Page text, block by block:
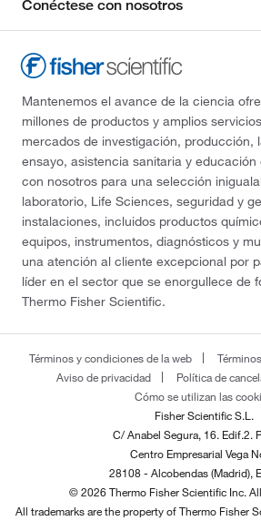
Conéctese con nosotros
Mantenemos el avance de la ciencia
millones de productos y amplios
mercados de investigación, producción,
ensayo, asistencia sanitaria y
con nosotros para una selección
laboratorio, Life Sciences, seguridad y
instalaciones, incluidos productos
equipos, instrumentos, diagnósticos y
una atención al cliente excepcional por
líder en el sector que se enorgullece de
Thermo Fisher Scientific.
Términos y condiciones de la web
Aviso de privacidad
Política de
Cómo se utilizan las
Fisher Scientific S.L.
C/ Anabel Segura, 16. Edif.2.
Centro Empresarial Vega
28108 - Alcobendas (Madrid),
© 2026 Thermo Fisher Scientific Inc.
All trademarks are the property of Thermo Fisher